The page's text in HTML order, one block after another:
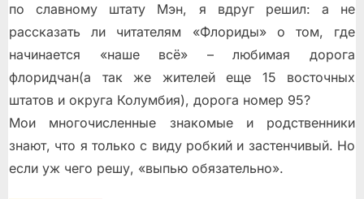
по славному штату Мэн, я вдруг решил: а не
рассказать ли читателям «Флориды» о том, где
начинается «наше всё» – любимая дорога
флоридчан(а так же жителей еще 15 восточных
штатов и округа Колумбия), дорога номер 95?
Мои многочисленные знакомые и родственники
знают, что я только с виду робкий и застенчивый. Но
если уж чего решу, «выпью обязательно».